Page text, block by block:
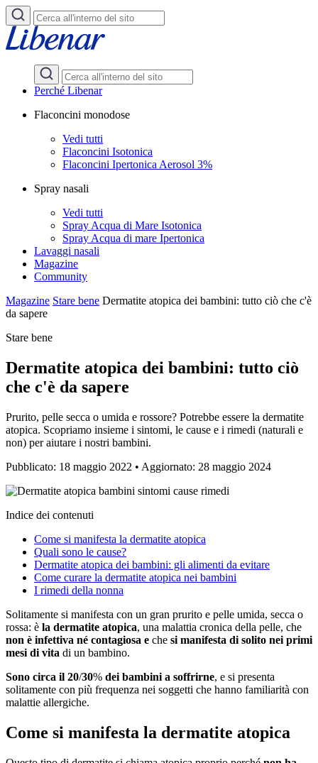
Perché Libenar
Flaconcini monodose
Vedi tutti
Flaconcini Isotonica
Flaconcini Ipertonica Aerosol 3%
Spray nasali
Vedi tutti
Spray Acqua di Mare Isotonica
Spray Acqua di mare Ipertonica
Lavaggi nasali
Magazine
Community
Magazine Stare bene Dermatite atopica dei bambini: tutto ciò che c'è
da sapere
Stare bene
Dermatite atopica dei bambini: tutto ciò
che c'è da sapere
Prurito, pelle secca o umida e rossore? Potrebbe essere la dermatite
atopica. Scopriamo insieme i sintomi, le cause e i rimedi (naturali e
non) per aiutare i nostri bambini.
Pubblicato: 18 maggio 2022 • Aggiornato: 28 maggio 2024
Indice dei contenuti
Come si manifesta la dermatite atopica
Quali sono le cause?
Dermatite atopica dei bambini: gli alimenti da evitare
Come curare la dermatite atopica nei bambini
I rimedi della nonna
Solitamente si manifesta con un gran prurito e pelle umida, secca o
rossa: è la dermatite atopica, una malattia cronica della pelle, che
non è infettiva né contagiosa e che si manifesta di solito nei primi
mesi di vita di un bambino.
Sono circa il 20/30% dei bambini a soffrirne, e si presenta
solitamente con più frequenza nei soggetti che hanno familiarità con
malattie allergiche.
Come si manifesta la dermatite atopica